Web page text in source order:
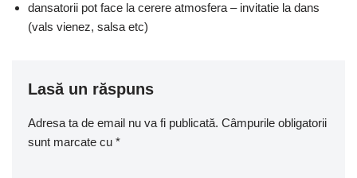
dansatorii pot face la cerere atmosfera – invitatie la dans
(vals vienez, salsa etc)
Lasă un răspuns
Adresa ta de email nu va fi publicată. Câmpurile obligatorii
sunt marcate cu *